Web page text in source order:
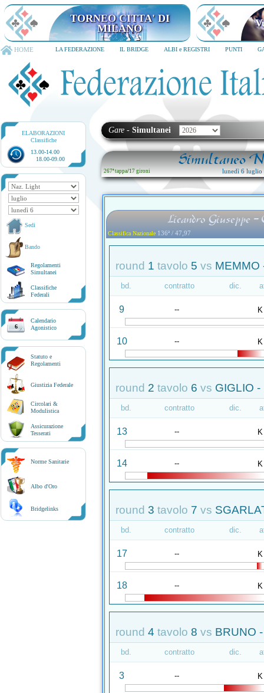
TORNEO CITTA' DI
MILANO
HOME LA FEDERAZIONE IL BRIDGE ALBI e REGISTRI PUNTI
ELABORAZIONI
Classifiche
13.00-14.00
18.00-09.00
Sedi
Bando
Regolamenti
Simultanei
Classifiche
Federali
6
Calendario
Agonistico
Statuto e
Regolamenti
Giustizia Federale
Circolari &
Modulistica
Assicurazione
Tesserati
Norme Sanitarie
Albo d'Oro
Bridgelinks
Gare - Simultanei
Simultaneo
267ª tappa/17 gironi lunedì 6 luglio
Licandro Giuseppe
Classifica Nazionale 136ª / 47,97
round 1 tavolo 5 vs MEMMO
bd. contratto dic.
9 -- K
10 -- K
round 2 tavolo 6 vs GIGLIO
bd. contratto dic.
13 -- K
14 -- K
round 3 tavolo 7 vs
bd. contratto dic.
17 -- K
18 -- K
round 4 tavolo 8 vs BRUNO
bd. contratto dic.
3 -- K